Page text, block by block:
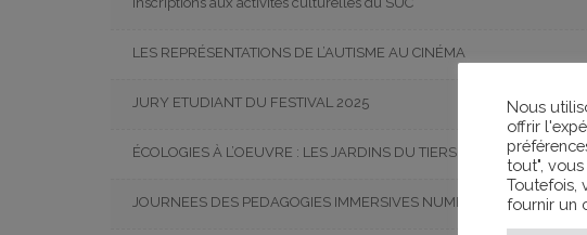
LES REPRÉSENTATIONS DE L’AUTISME AU CINÉMA
JURY ETUDIANT DU FESTIVAL 2025
ÉCOLOGIES À L’OEUVRE : LES JARDINS DU TIERS PAYSAGE
JOURNEES DES PEDAGOGIES IMMERSIVES NUMERIQUES
Nous
offrir
tout",
Toutefois,
fournir un